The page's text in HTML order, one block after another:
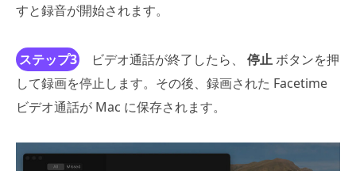
すと録音が開始されます。
ステップ3 ビデオ通話が終了したら、 停止ボタンを押
して録画を停止します。その後、録画された Facetime
ビデオ通話が Mac に保存されます。